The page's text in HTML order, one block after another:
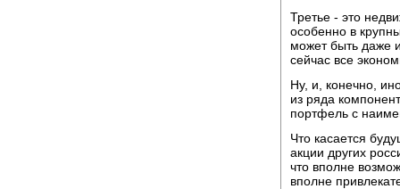
Третье - это
особенно в
может быть даже
сейчас все
Ну, и, конечно,
из ряда
портфель с
Что касается
акции других
что вполне
вполне